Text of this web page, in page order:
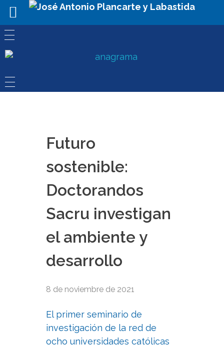
Futuro
sostenible:
Doctorandos
Sacru investigan
el ambiente y
desarrollo
8 de noviembre de 2021
El primer seminario de
investigación de la red de
ocho universidades católicas